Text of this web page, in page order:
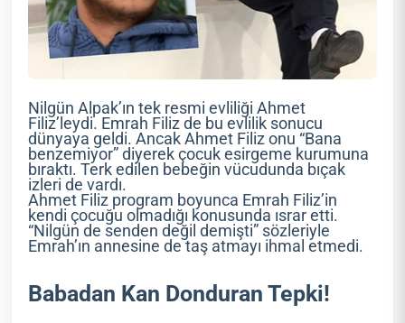
Nilgün Alpak’ın tek resmi evliliği Ahmet
Filiz’leydi. Emrah Filiz de bu evlilik sonucu
dünyaya geldi. Ancak Ahmet Filiz onu “Bana
benzemiyor” diyerek çocuk esirgeme kurumuna
bıraktı. Terk edilen bebeğin vücudunda bıçak
izleri de vardı.
Ahmet Filiz program boyunca Emrah Filiz’in
kendi çocuğu olmadığı konusunda ısrar etti.
“Nilgün de senden değil demişti” sözleriyle
Emrah’ın annesine de taş atmayı ihmal etmedi.
Babadan Kan Donduran Tepki!